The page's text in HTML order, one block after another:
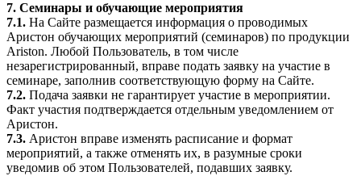
7. Семинары и обучающие мероприятия
7.1. На Сайте размещается информация о проводимых
Аристон обучающих мероприятий (семинаров) по продукции
Ariston. Любой Пользователь, в том числе
незарегистрированный, вправе подать заявку на участие в
семинаре, заполнив соответствующую форму на Сайте.
7.2. Подача заявки не гарантирует участие в мероприятии.
Факт участия подтверждается отдельным уведомлением от
Аристон.
7.3. Аристон вправе изменять расписание и формат
мероприятий, а также отменять их, в разумные сроки
уведомив об этом Пользователей, подавших заявку.